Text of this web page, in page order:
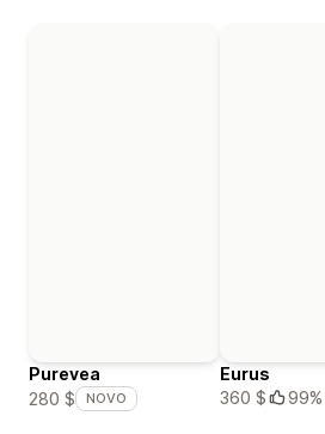
Purevea
280 $
NOVO
Eurus
360 $
99%